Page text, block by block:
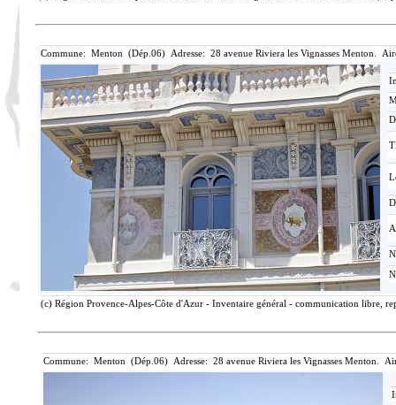
Commune: Menton (Dép.06) Adresse: 28 avenue Riviera les Vignasses Menton.
(c) Région Provence-Alpes-Côte d'Azur - Inventaire général - communication libre,
Commune: Menton (Dép.06) Adresse: 28 avenue Riviera les Vignasses Menton.